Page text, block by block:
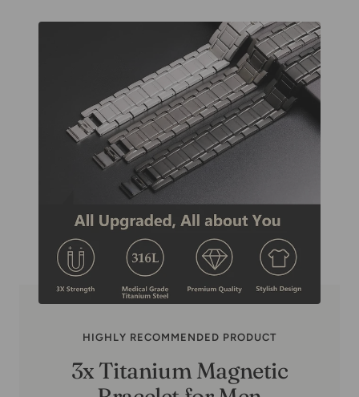
HIGHLY RECOMMENDED PRODUCT
Copper Family Tree-Copper